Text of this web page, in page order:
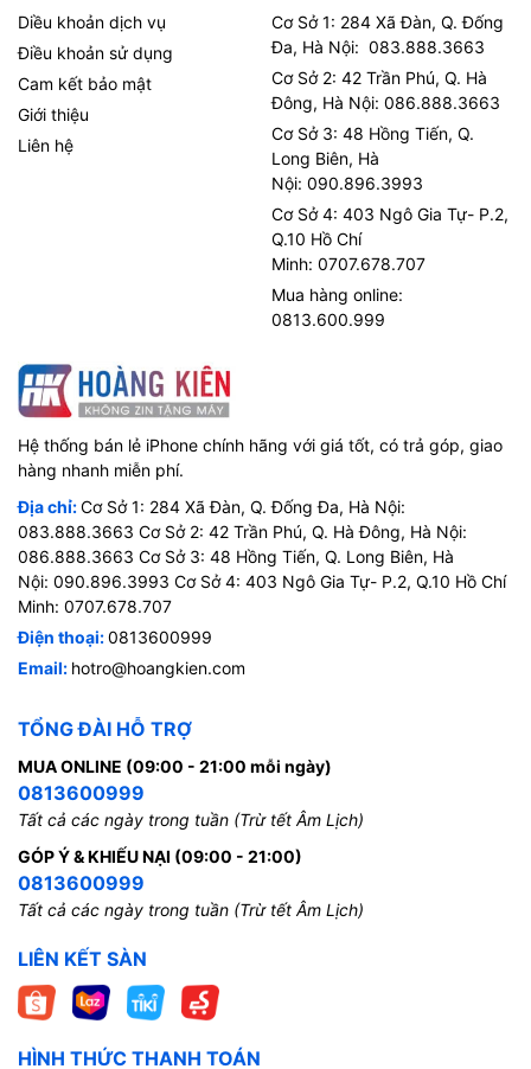
Diều khoản dịch vụ
Điều khoản sử dụng
Cam kết bảo mật
Giới thiệu
Liên hệ
Cơ Sở 1: 284 Xã Đàn, Q. Đống
Đa, Hà Nội: 083.888.3663
Cơ Sở 2: 42 Trần Phú, Q. Hà
Đông, Hà Nội: 086.888.3663
Cơ Sở 3: 48 Hồng Tiến, Q.
Long Biên, Hà
Nội: 090.896.3993
Cơ Sở 4: 403 Ngô Gia Tự- P.2,
Q.10 Hồ Chí
Minh: 0707.678.707
Mua hàng online:
0813.600.999
Hệ thống bán lẻ iPhone chính hãng với giá tốt, có trả góp, giao
hàng nhanh miễn phí.
Địa chỉ:Cơ Sở 1: 284 Xã Đàn, Q. Đống Đa, Hà Nội:
083.888.3663 Cơ Sở 2: 42 Trần Phú, Q. Hà Đông, Hà Nội:
086.888.3663 Cơ Sở 3: 48 Hồng Tiến, Q. Long Biên, Hà
Nội: 090.896.3993 Cơ Sở 4: 403 Ngô Gia Tự- P.2, Q.10 Hồ Chí
Minh: 0707.678.707
Điện thoại:0813600999
Email: hotro@hoangkien.com
TỔNG ĐÀI HỖ TRỢ
MUA ONLINE (09:00 - 21:00 mỗi ngày)
0813600999
Tất cả các ngày trong tuần (Trừ tết Âm Lịch)
GÓP Ý & KHIẾU NẠI (09:00 - 21:00)
0813600999
Tất cả các ngày trong tuần (Trừ tết Âm Lịch)
LIÊN KẾT SÀN
HÌNH THỨC THANH TOÁN